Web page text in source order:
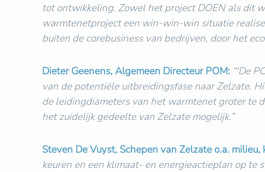
tot ontwikkeling. Zowel het project DOEN als dit
warmtenetproject een win-win-win situatie
buiten de corebusiness van bedrijven, door het
Dieter Geenens, Algemeen Directeur POM: “'De
van de potentiële uitbreidingsfase naar Zelzate.
de leidingdiameters van het warmtenet groter te
het zuidelijk gedeelte van Zelzate mogelijk.”
Steven De Vuyst, Schepen van Zelzate o.a.
keuren en een klimaat- en energieactieplan op